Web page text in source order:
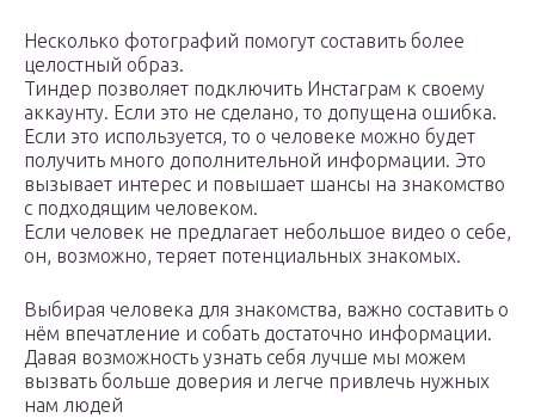
Несколько фотографий помогут составить более
целостный образ.
Тиндер позволяет подключить Инстаграм к своему
аккаунту. Если это не сделано, то допущена ошибка.
Если это используется, то о человеке можно будет
получить много дополнительной информации. Это
вызывает интерес и повышает шансы на знакомство
с подходящим человеком.
Если человек не предлагает небольшое видео о себе,
он, возможно, теряет потенциальных знакомых.
Выбирая человека для знакомства, важно составить о
нём впечатление и собать достаточно информации.
Давая возможность узнать себя лучше мы можем
вызвать больше доверия и легче привлечь нужных
нам людей